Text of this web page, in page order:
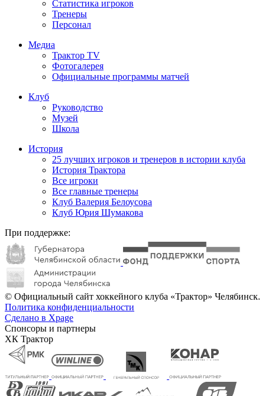
Статистика игроков
Тренеры
Персонал
Медиа
Трактор TV
Фотогалерея
Официальные программы матчей
Клуб
Руководство
Музей
Школа
История
25 лучших игроков и тренеров в истории клуба
История Трактора
Все игроки
Все главные тренеры
Клуб Валерия Белоусова
Клуб Юрия Шумакова
При поддержке:
© Официальный сайт хоккейного клуба «Трактор» Челябинск.
Политика конфиденциальности
Сделано в Xpage
Спонсоры и партнеры
ХК Трактор